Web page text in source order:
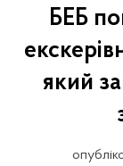
БЕБ
який